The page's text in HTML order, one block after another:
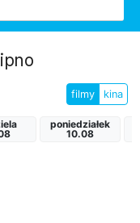
filmy kina
poniedziałek
10.08